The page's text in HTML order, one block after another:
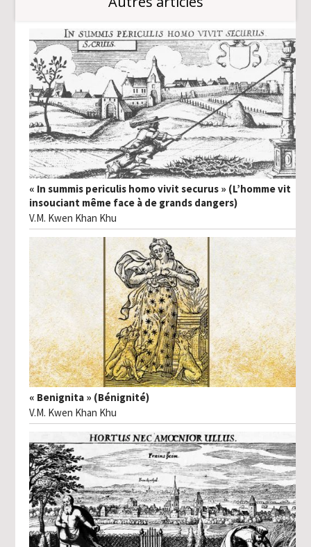
« In summis periculis homo vivit securus » (L’homme vit
insouciant même face à de grands dangers)
V.M. Kwen Khan Khu
« Benignita » (Bénignité)
V.M. Kwen Khan Khu